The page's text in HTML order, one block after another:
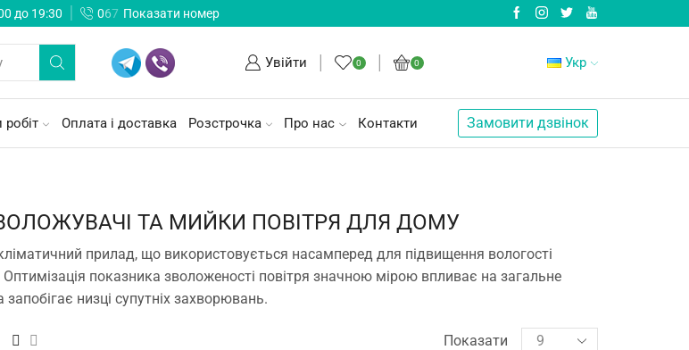
до 19:30 067 Показати номер
Увійти 0 0 Укр
робіт Оплата і доставка Розстрочка Про нас Контакти Замовити дзвінок
ТА МИЙКИ ПОВІТРЯ ДЛЯ ДОМУ
прилад, що використовується насамперед для підвищення вологості
показника зволоженості повітря значною мірою впливає на загальне
низці супутніх захворювань.
Показати